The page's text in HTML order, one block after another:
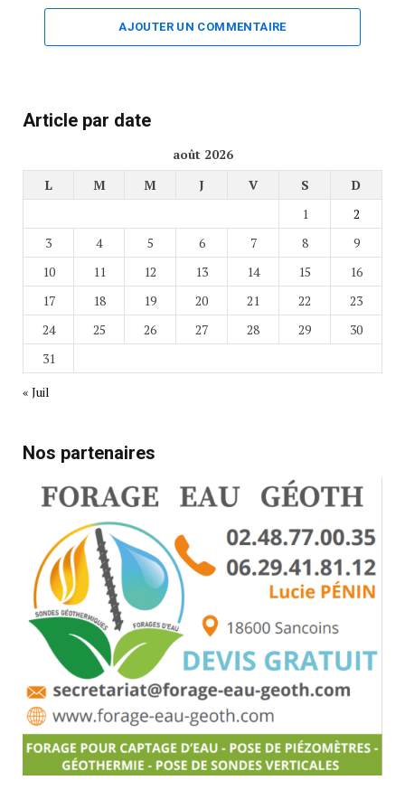
AJOUTER UN COMMENTAIRE
Article par date
août 2026
L
M M J V S
D
1
2
3
4 5 6 7 8
9
10
11 12 13 14 15
16
17
18 19 20 21 22
23
24
25 26 27 28 29
30
31
« Juil
Nos partenaires